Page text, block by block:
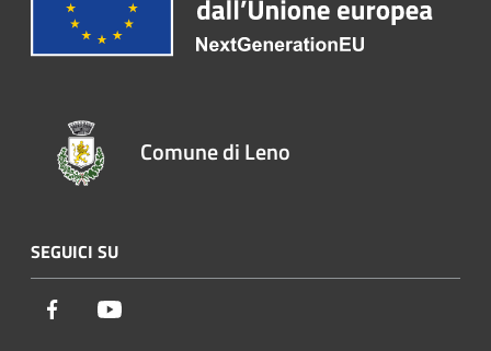
Comune di Leno
SEGUICI SU
Facebook